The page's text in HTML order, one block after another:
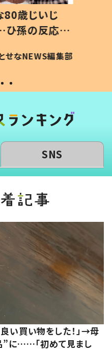
った息子 約
の日記に書い
せなNEWS編集部
SNS
い買い物をした！」→母
”に……「初めて見まし